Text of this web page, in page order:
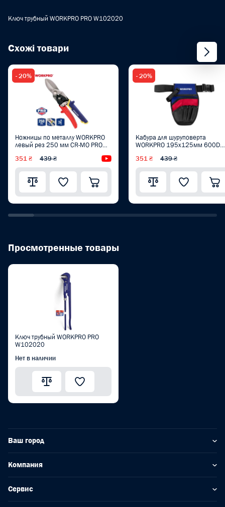
Ключ трубный WORKPRO PRO W102020
Схожі товари
- 20%
Ножницы по металлу WORKPRO
левый рез 250 мм CR-MO PRO
351 ₴ 439 ₴ Видеообзор
- 20%
Кабура для шуруповерта
WORKPRO 195x125мм 600D
WP281014
351 ₴ 439 ₴
Просмотренные товары
Ключ трубный WORKPRO PRO
W102020
Нет в наличии
Ваш город
Компания
Сервис